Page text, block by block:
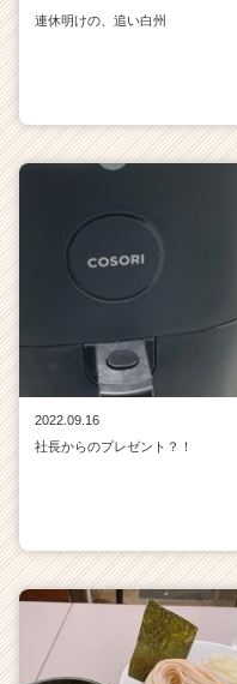
連休明けの、追い白州
2022.09.16
社長からのプレゼント？！